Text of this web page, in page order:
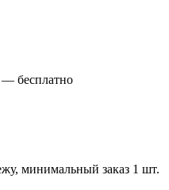
— бесплатно
минимальный заказ 1 шт.